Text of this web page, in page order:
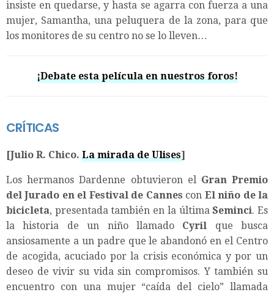
insiste en quedarse, y hasta se agarra con fuerza a una
mujer, Samantha, una peluquera de la zona, para que
los monitores de su centro no se lo lleven…
¡Debate esta película en nuestros foros!
CRÍTICAS
[Julio R. Chico. La mirada de Ulises]
Los hermanos Dardenne obtuvieron el Gran Premio
del Jurado en el Festival de Cannes con El niño de la
bicicleta, presentada también en la últimaSeminci. Es
la historia de un niño llamado Cyril que busca
ansiosamente a un padre que le abandonó en el Centro
de acogida, acuciado por la crisis económica y por un
deseo de vivir su vida sin compromisos. Y también su
encuentro con una mujer “caída del cielo” llamada